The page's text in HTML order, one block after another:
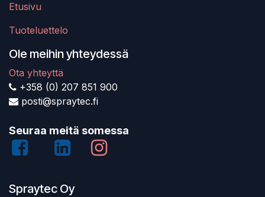
Etusivu
Tuoteluettelo
Ole meihin yhteydessä
Ota yhteyttä
+358 (0) 207 851 900
posti@spraytec.fi
Seuraa meitä somessa
Spraytec Oy